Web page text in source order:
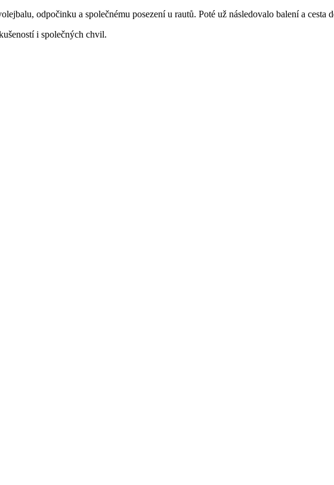
odpočinku a společnému posezení u rautů. Poté už následovalo balení a cesta
i společných chvil.